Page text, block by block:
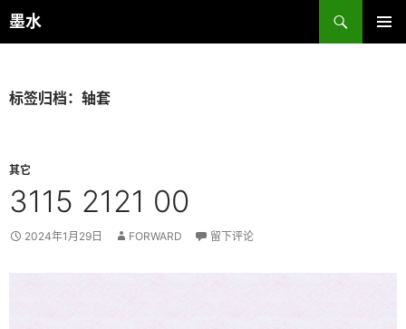
跳
至
墨水
搜
索
标签归档：轴套
其它
3115 2121 00
2024年1月29日 FORWARD 留下评论